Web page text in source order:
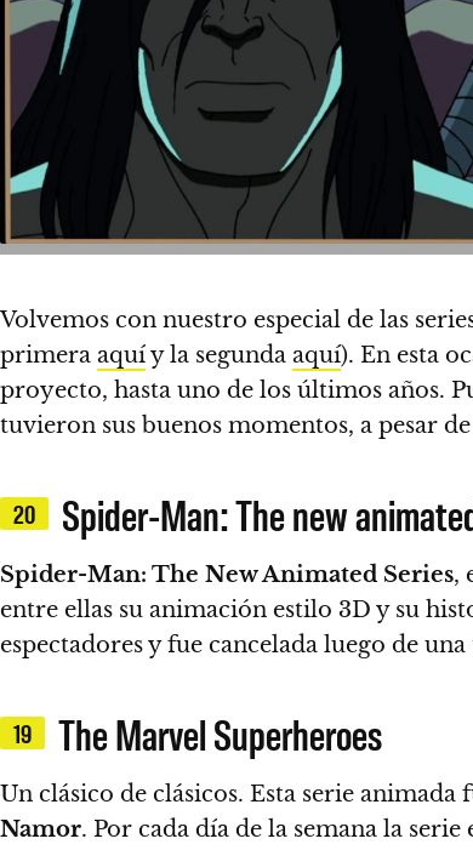
Volvemos con nuestro especial de las
primera aquíy la segunda aquí). En esta
proyecto, hasta uno de los últimos años.
tuvieron sus buenos momentos, a pesar
20 Spider-Man: The new
Spider-Man: The New Animated Series,
entre ellas su animación estilo 3D y su
espectadores y fue cancelada luego de
19 The Marvel Superheroes
Un clásico de clásicos. Esta serie animada
Namor. Por cada día de la semana la